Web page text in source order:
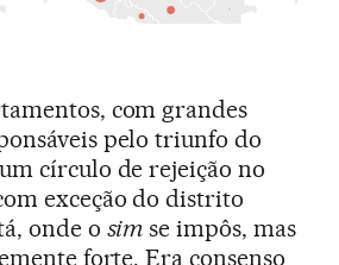
com grandes
pelo triunfo do
um círculo de rejeição no
exceção do distrito
onde o sim se impôs, mas
forte. Era consenso